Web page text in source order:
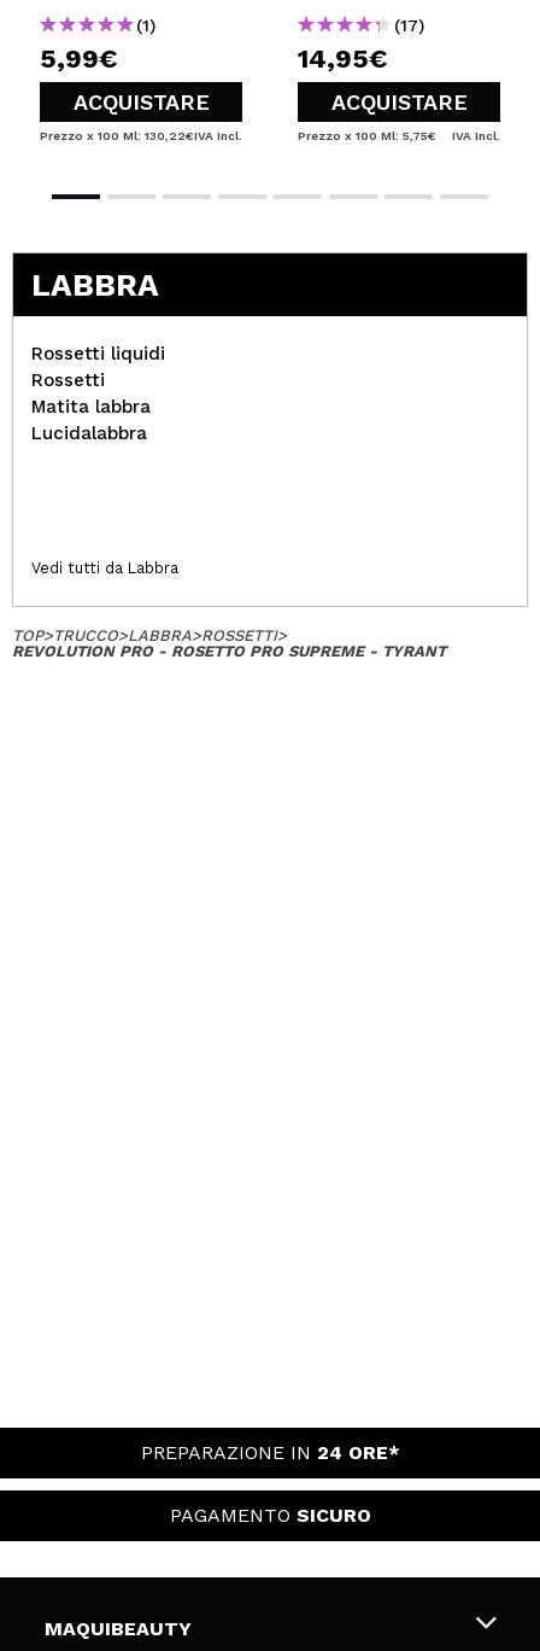
(1)
5,99€
ACQUISTARE
Prezzo x 100 Ml: 130,22€IVA Incl.
(17)
14,95€
ACQUISTARE
Prezzo x 100 Ml: 5,75€ IVA Incl.
LABBRA
Rossetti liquidi
Rossetti
Matita labbra
Lucidalabbra
Vedi tutti da Labbra
TOP>TRUCCO>LABBRA>ROSSETTI>
REVOLUTION PRO - ROSETTO PRO SUPREME - TYRANT
PREPARAZIONE IN 24 ORE*
PAGAMENTO SICURO
MAQUIBEAUTY